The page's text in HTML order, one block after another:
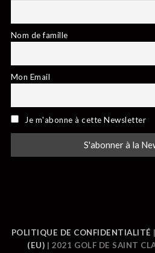
Nom de famille
Mon Email
Je m'abonne à cette Newsletter
POLITIQUE DE CONFIDENTIALITÉ |
(EU) | 2021 GOLF DE SAINT